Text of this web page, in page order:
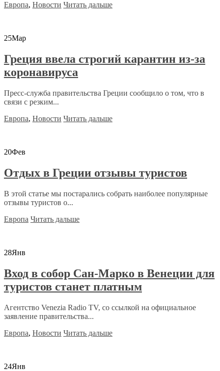
Европа, Новости Читать дальше
25Мар
Греция ввела строгий карантин из-за
коронавируса
Пресс-служба правительства Греции сообщило о том, что в
связи с резким...
Европа, Новости Читать дальше
20Фев
Отдых в Греции отзывы туристов
В этой статье мы постарались собрать наиболее популярные
отзывы туристов о...
Европа Читать дальше
28Янв
Вход в собор Сан-Марко в Венеции для
туристов станет платным
Агентство Venezia Radio TV, со ссылкой на официальное
заявление правительства...
Европа, Новости Читать дальше
24Янв